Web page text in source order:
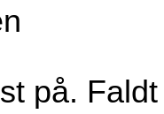
på.